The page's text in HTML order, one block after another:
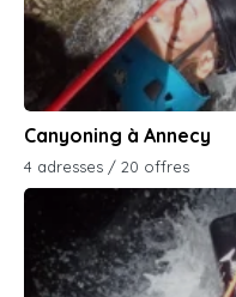
Canyoning à Annecy
4 adresses / 20 offres